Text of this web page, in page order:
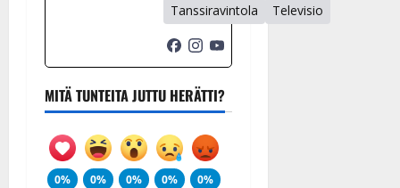
Tanssiravintola
Televisio
MITÄ TUNTEITA JUTTU HERÄTTI?
0%
0%
0%
0%
0%